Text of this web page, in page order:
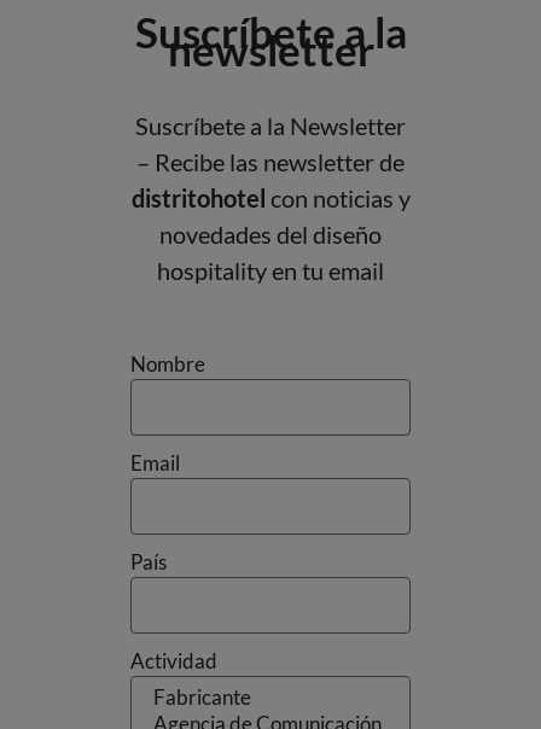
Suscríbete a la
newsletter
Suscríbete a la Newsletter
– Recibe las newsletter de
distritohotel con noticias y
novedades del diseño
hospitality en tu email
Nombre
Email
País
Actividad